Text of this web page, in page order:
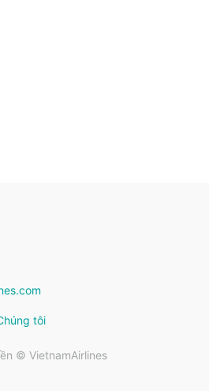
tôi
© VietnamAirlines